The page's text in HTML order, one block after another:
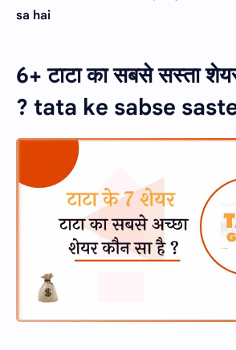
sa hai
6+ टाटा का सबसे सस्ता
? tata ke sabse